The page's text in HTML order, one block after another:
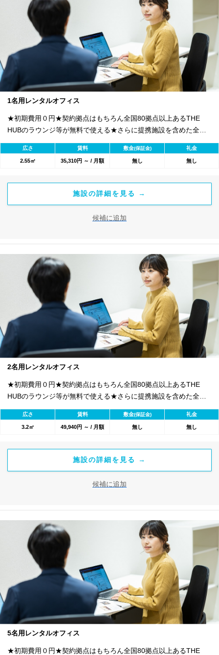
1名用レンタルオフィス
★初期費用０円★契約拠点はもちろん全国80拠点以上あるTHE
HUBのラウンジ等が無料で使える★さらに提携施設を含めた全
1800のワークスペースが利用可能★
広さ 賃料 敷金(保証金) 礼金
2.55㎡ 35,310円 ～ / 月額 無し 無し
施設の詳細を見る →
候補に追加
2名用レンタルオフィス
★初期費用０円★契約拠点はもちろん全国80拠点以上あるTHE
HUBのラウンジ等が無料で使える★さらに提携施設を含めた全
1800のワークスペースが利用可能★
広さ 賃料 敷金(保証金) 礼金
3.2㎡ 49,940円 ～ / 月額 無し 無し
施設の詳細を見る →
候補に追加
5名用レンタルオフィス
★初期費用０円★契約拠点はもちろん全国80拠点以上あるTHE